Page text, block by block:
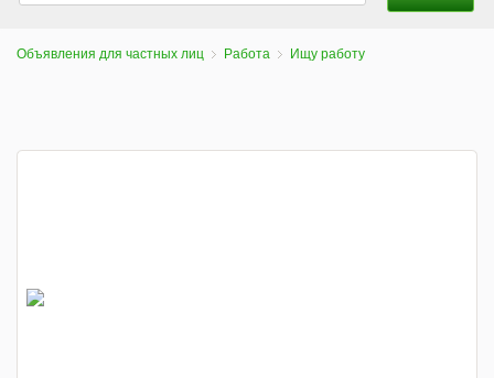
Объявления для частных лиц Работа Ищу работу